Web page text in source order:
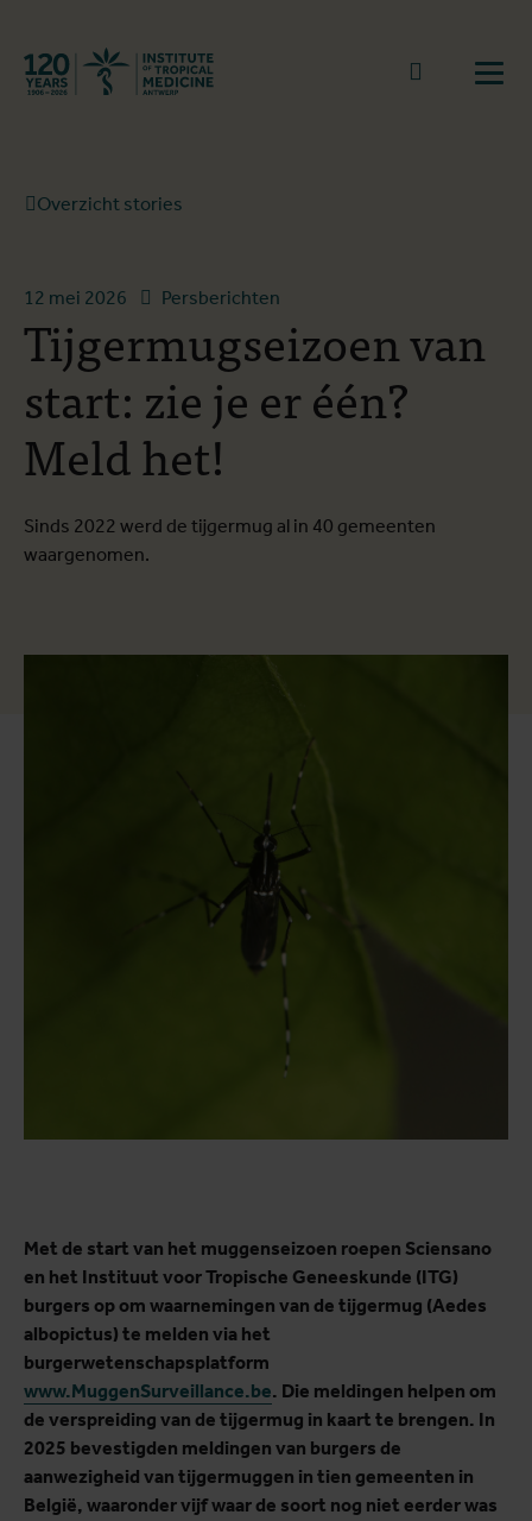
Terug naar start
Naar
Overzicht stories
12 mei 2026 Persberichten
Tijgermugseizoen van
start: zie je er één?
Meld het!
Sinds 2022 werd de tijgermug al in 40 gemeenten
waargenomen.
Met de start van het muggenseizoen roepen Sciensano
en het Instituut voor Tropische Geneeskunde (ITG)
burgers op om waarnemingen van de tijgermug (Aedes
albopictus) te melden via het
burgerwetenschapsplatform
www.MuggenSurveillance.be. Die meldingen helpen om
de verspreiding van de tijgermug in kaart te brengen. In
2025 bevestigden meldingen van burgers de
aanwezigheid van tijgermuggen in tien gemeenten in
België, waaronder vijf waar de soort nog niet eerder was